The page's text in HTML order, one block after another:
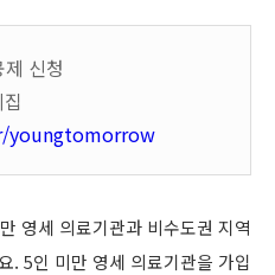
신청
youngtomorrow
영세 의료기관과 비수도권 지역
. 5인 미만 영세 의료기관을 가입